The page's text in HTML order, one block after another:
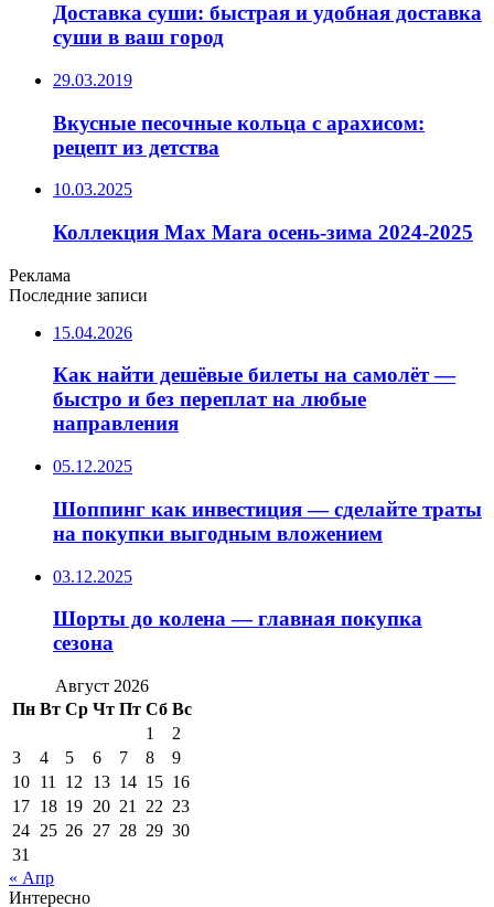
Доставка суши: быстрая и удобная доставка
суши в ваш город
29.03.2019
Вкусные песочные кольца с арахисом:
рецепт из детства
10.03.2025
Коллекция Max Mara осень-зима 2024-2025
Реклама
Последние записи
15.04.2026
Как найти дешёвые билеты на самолёт —
быстро и без переплат на любые
направления
05.12.2025
Шоппинг как инвестиция — сделайте траты
на покупки выгодным вложением
03.12.2025
Шорты до колена — главная покупка
сезона
Август 2026
Пн Вт Ср Чт Пт Сб Вс
1
2
3
4 5 6 7 8
9
10 11 12 13 14 15 16
17 18 19 20 21 22 23
24 25 26 27 28 29 30
31
« Апр
Интересно